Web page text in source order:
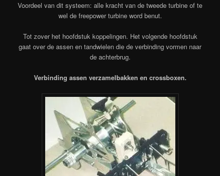
Voordeel van dit systeem: alle kracht van de tweede turbine of te
wel de freepower turbine word benut.
Tot zover het hoofdstuk koppelingen. Het volgende hoofdstuk
gaat over de assen en tandwielen die de verbinding vormen naar
de achterbrug.
Verbinding assen verzamelbakken en crossboxen.